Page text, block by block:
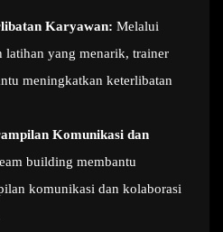
Karyawan: Melalui
latihan yang menarik, trainer
meningkatkan keterlibatan
Komunikasi dan
building membantu
komunikasi dan kolaborasi